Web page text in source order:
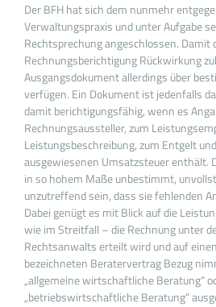
Der BFH hat sich dem nunmehr
Verwaltungspraxis und unter Aufgabe
Rechtsprechung angeschlossen. Damit
Rechnungsberichtigung Rückwirkung
Ausgangsdokument allerdings über
verfügen. Ein Dokument ist jedenfalls
damit berichtigungsfähig, wenn es
Rechnungsaussteller, zum
Leistungsbeschreibung, zum Entgelt
ausgewiesenen Umsatzsteuer enthält.
in so hohem Maße unbestimmt,
unzutreffend sein, dass sie fehlenden
Dabei genügt es mit Blick auf die
wie im Streitfall – die Rechnung unter
Rechtsanwalts erteilt wird und auf
bezeichneten Beratervertrag Bezug
„allgemeine wirtschaftliche Beratung“
„betriebswirtschaftliche Beratung“